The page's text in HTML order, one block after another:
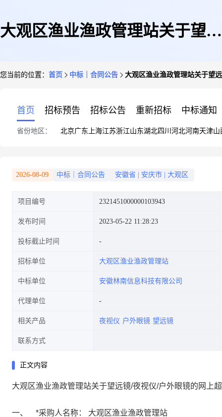
大观区渔业渔政管理站关于望远
您当前的位置： 首页 中标｜合同公告 大观区渔业渔政管理站关于望
首页 招标预告 招标公告 重新招标 中标通知
省份地区： 北京广东 上海江苏浙江山东湖北四川 河北河南天津山
2026-08-09 中标｜合同公告 安徽省 安庆市 大观区
项目编号 2321451000000103943
发布时间 2023-05-22 11:28:23
投标截止时间
招标单位 大观区渔业渔政管理站
中标单位 安徽林南信息科技有限公司
代理单位
相关产品 夜视仪 户外眼镜 望远镜
联系方式
正文内容
大观区渔业渔政管理站关于望远镜/夜视仪/户外眼镜的网上
一、 *采购人名称： 大观区渔业渔政管理站